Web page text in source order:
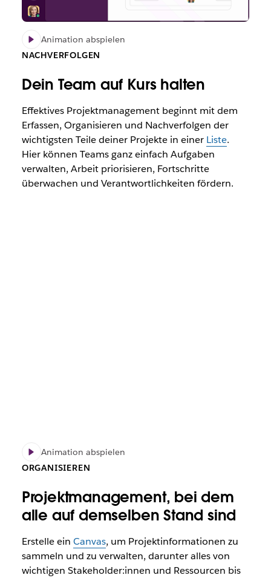
Animation abspielen
NACHVERFOLGEN
Dein Team auf Kurs halten
Effektives Projektmanagement beginnt mit dem
Erfassen, Organisieren und Nachverfolgen der
wichtigsten Teile deiner Projekte in einer Liste.
Hier können Teams ganz einfach Aufgaben
verwalten, Arbeit priorisieren, Fortschritte
überwachen und Verantwortlichkeiten fördern.
Animation abspielen
ORGANISIEREN
Projektmanagement, bei dem
alle auf demselben Stand sind
Erstelle ein Canvas, um Projektinformationen zu
sammeln und zu verwalten, darunter alles von
wichtigen Stakeholder:innen und Ressourcen bis